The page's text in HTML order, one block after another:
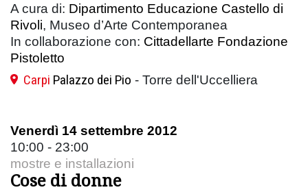
A cura di: Dipartimento Educazione Castello di
Rivoli, Museo d’Arte Contemporanea
In collaborazione con: Cittadellarte Fondazione
Pistoletto
Carpi Palazzo dei Pio - Torre dell'Uccelliera
Venerdì 14 settembre 2012
10:00 - 23:00
mostre e installazioni
Cose di donne